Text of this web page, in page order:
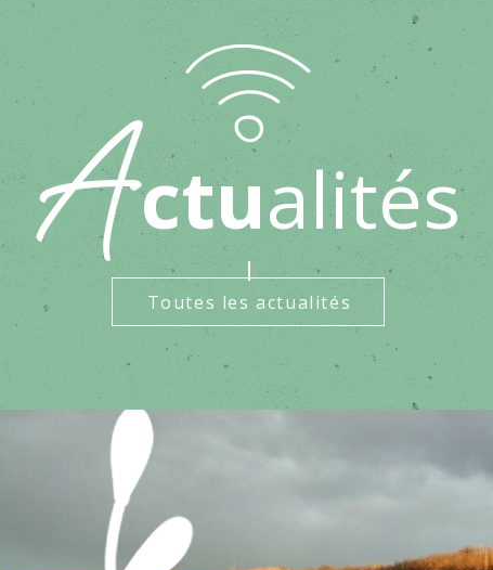
Actualités
Toutes les actualités